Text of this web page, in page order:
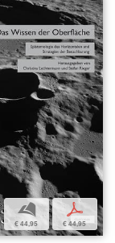
b
€ 44,95
p
€ 44,95